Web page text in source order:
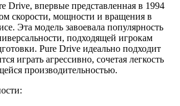
Drive, впервые представленная в 1994
скорости, мощности и вращения в
Эта модель завоевала популярность
подходящей игрокам
Pure Drive идеально подходит
играть агрессивно, сочетая легкость
производительностью.